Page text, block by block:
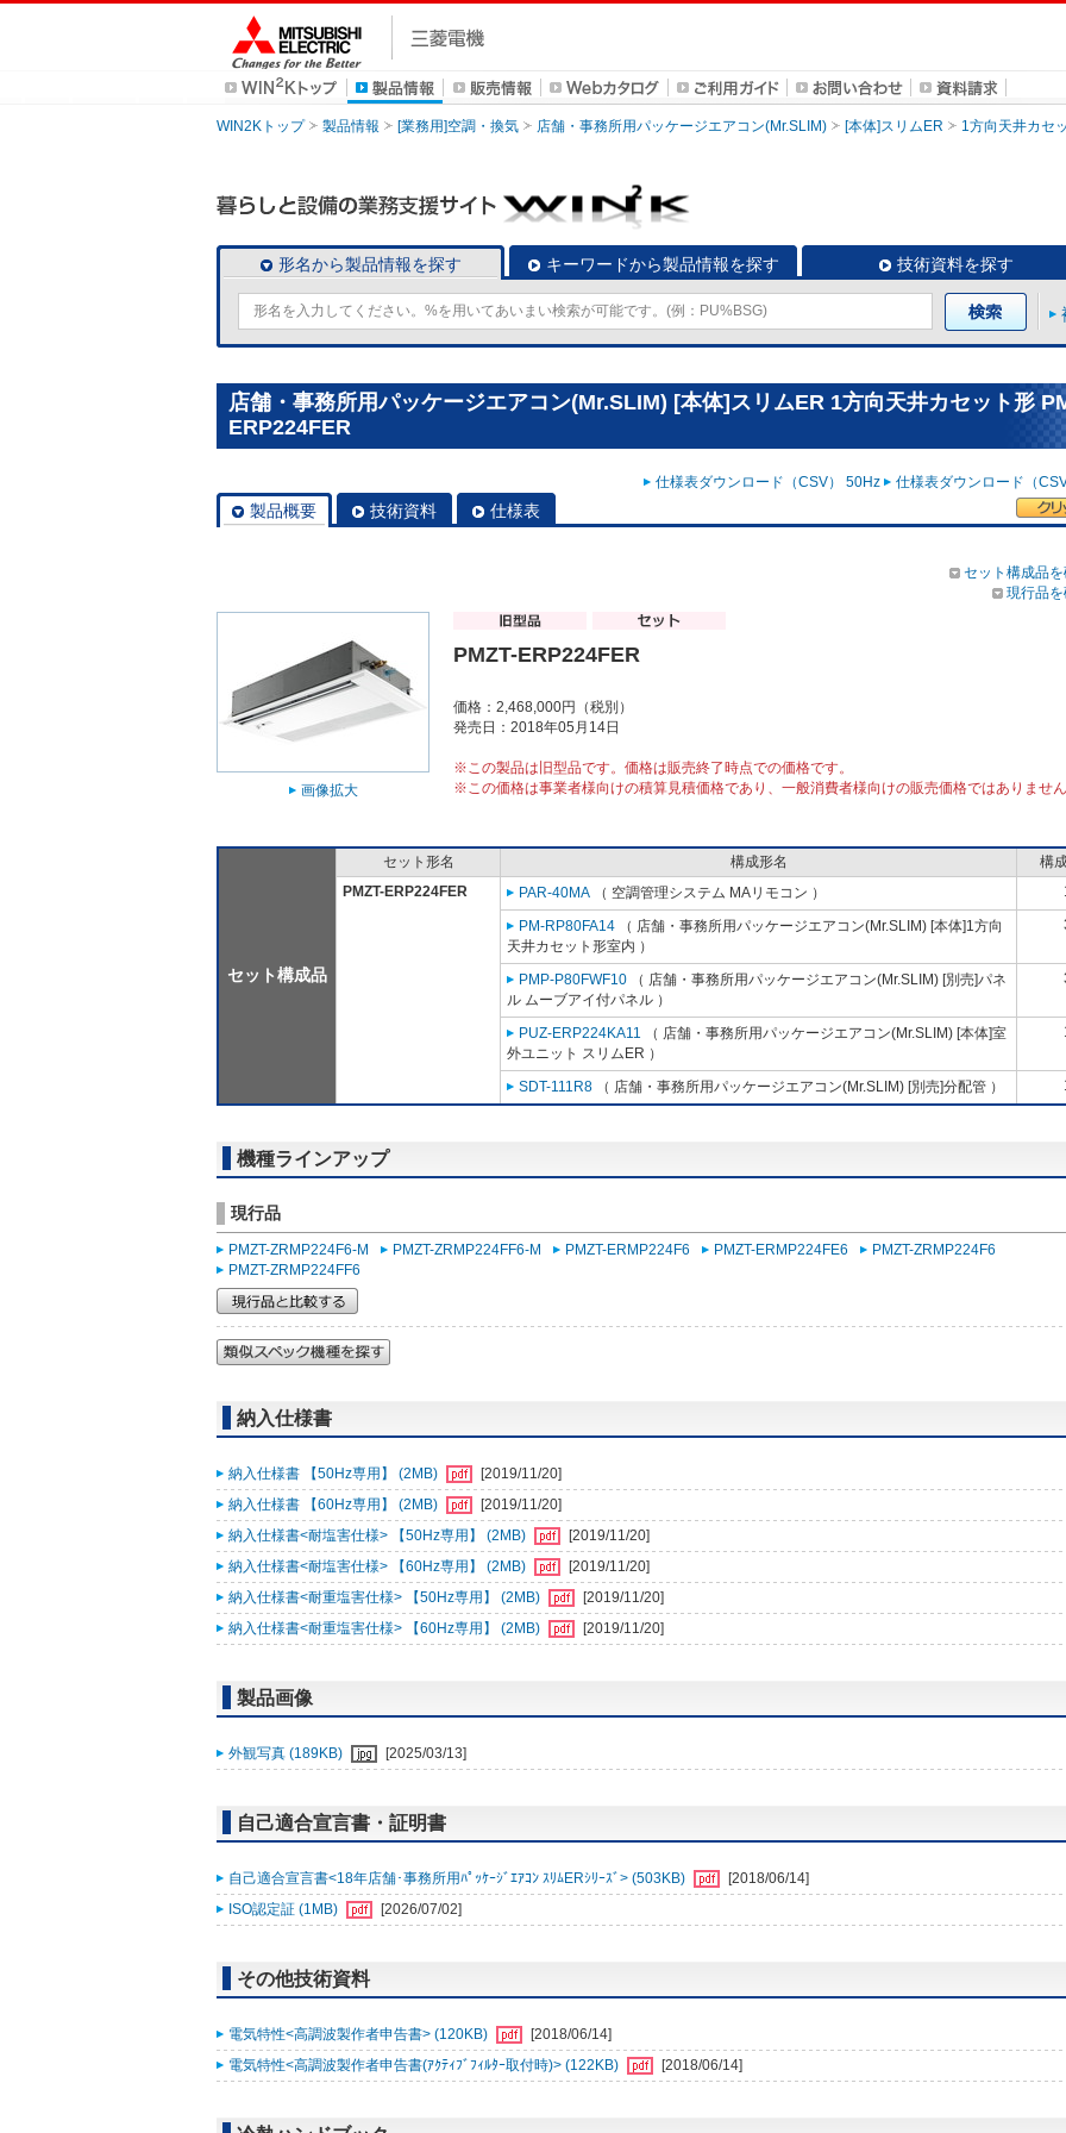
WIN2Kトップ 製品情報 [業務用]空調・換気 店舗・事務所用パッケージエアコン(Mr.SLIM) [本体]スリムER 1方向天井カセ
形名から製品情報を探す キーワードから製品情報を探す 技術資料を探す
店舗・事務所用パッケージエアコン(Mr.SLIM) [本体]スリムER 1方向天井カセット形
ERP224FER
仕様表ダウンロード（CSV） 50Hz 仕様表ダウンロード（
製品概要 技術資料 仕様表
セット構成品
現行品
画像拡大
PMZT-ERP224FER
価格：2,468,000円（税別）
発売日：2018年05月14日
※この製品は旧型品です。価格は販売終了時点での価格です。
※この価格は事業者様向けの積算見積価格であり、一般消費者様向けの販売価格ではありませ
セット構成品
セット形名 構成形名
構
PMZT-ERP224FER
PAR-40MA （ 空調管理システム MAリモコン ）
PM-RP80FA14 （ 店舗・事務所用パッケージエアコン(Mr.SLIM) [本体]1方向
天井カセット形室内 ）
PMP-P80FWF10 （ 店舗・事務所用パッケージエアコン(Mr.SLIM) [別売]パネ
ル ムーブアイ付パネル ）
PUZ-ERP224KA11 （ 店舗・事務所用パッケージエアコン(Mr.SLIM) [本体]室
外ユニット スリムER ）
SDT-111R8 （ 店舗・事務所用パッケージエアコン(Mr.SLIM) [別売]分配管 ）
機種ラインアップ
現行品
PMZT-ZRMP224F6-M PMZT-ZRMP224FF6-M PMZT-ERMP224F6 PMZT-ERMP224FE6
PMZT-ZRMP224F6
PMZT-ZRMP224FF6
納入仕様書
納入仕様書 【50Hz専用】 (2MB)
[2019/11/20]
納入仕様書 【60Hz専用】 (2MB)
[2019/11/20]
納入仕様書<耐塩害仕様> 【50Hz専用】 (2MB)
[2019/11/20]
納入仕様書<耐塩害仕様> 【60Hz専用】 (2MB)
[2019/11/20]
納入仕様書<耐重塩害仕様> 【50Hz専用】 (2MB)
[2019/11/20]
納入仕様書<耐重塩害仕様> 【60Hz専用】 (2MB)
[2019/11/20]
製品画像
外観写真 (189KB) [2025/03/13]
自己適合宣言書・証明書
自己適合宣言書<18年店舗･事務所用ﾊﾟｯｹｰｼﾞｴｱｺﾝ ｽﾘﾑERｼﾘｰｽﾞ> (503KB)
[2018/06/14]
ISO認定証 (1MB)
[2026/07/02]
その他技術資料
電気特性<高調波製作者申告書> (120KB)
[2018/06/14]
電気特性<高調波製作者申告書(ｱｸﾃｨﾌﾞﾌｨﾙﾀｰ取付時)> (122KB)
[2018/06/14]